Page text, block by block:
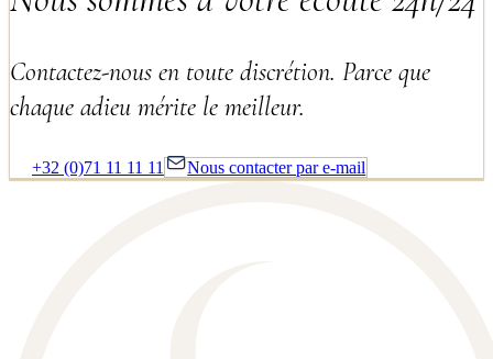
Contactez-nous en toute discrétion. Parce que
chaque adieu mérite le meilleur.
+32 (0)71 11 11 11 Nous contacter par e-mail